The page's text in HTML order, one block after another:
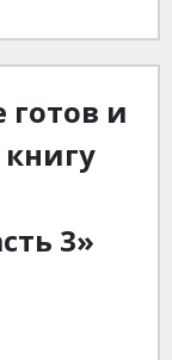
готов и
3»